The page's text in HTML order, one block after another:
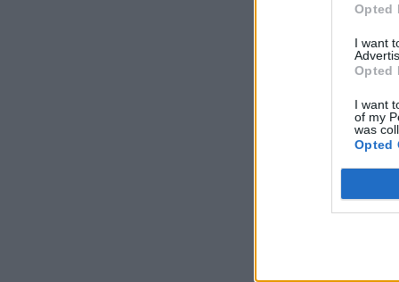
Opted
I want
Opted
I want
of my
was
Opted